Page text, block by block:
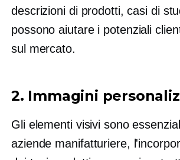
descrizioni di prodotti, casi di
possono aiutare i potenziali
sul mercato.
2. Immagini
Gli elementi visivi sono
aziende manifatturiere,